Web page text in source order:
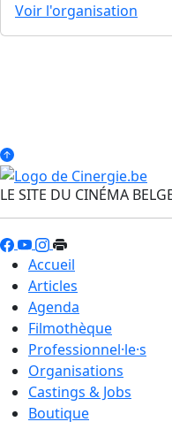
Voir l'organisation
LE SITE DU CINÉMA
Accueil
Articles
Agenda
Filmothèque
Professionnel·le·s
Organisations
Castings & Jobs
Boutique